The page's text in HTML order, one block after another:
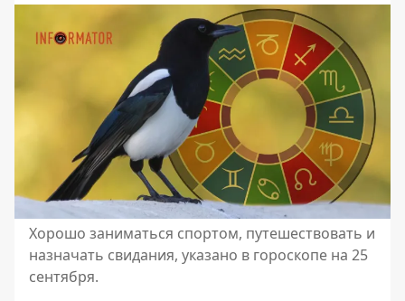
Хорошо заниматься спортом, путешествовать и
назначать свидания, указано в гороскопе на 25
сентября.